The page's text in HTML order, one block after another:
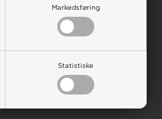
Markedsføring
Statistiske